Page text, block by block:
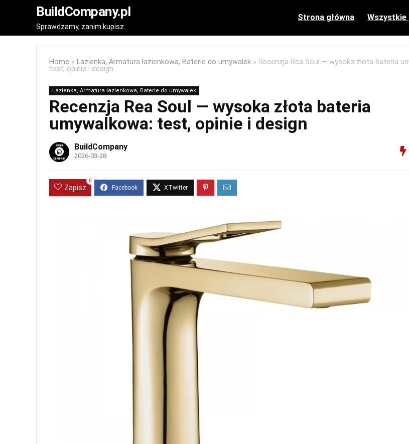
BuildCompany.pl
Sprawdzamy, zanim kupisz.
Strona główna
Home » Łazienka, Armatura łazienkowa, Baterie do umywalek » Recenzja Rea Soul — wysoka złota bateria
test, opinie i design
Łazienka, Armatura łazienkowa, Baterie do umywalek
Recenzja Rea Soul — wysoka złota bateria
umywalkowa: test, opinie i design
BuildCompany
2026-03-28
Zapisz
0